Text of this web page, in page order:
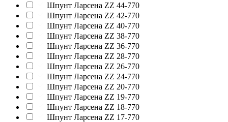
Шпунт Ларсена ZZ 44-770
Шпунт Ларсена ZZ 42-770
Шпунт Ларсена ZZ 40-770
Шпунт Ларсена ZZ 38-770
Шпунт Ларсена ZZ 36-770
Шпунт Ларсена ZZ 28-770
Шпунт Ларсена ZZ 26-770
Шпунт Ларсена ZZ 24-770
Шпунт Ларсена ZZ 20-770
Шпунт Ларсена ZZ 19-770
Шпунт Ларсена ZZ 18-770
Шпунт Ларсена ZZ 17-770